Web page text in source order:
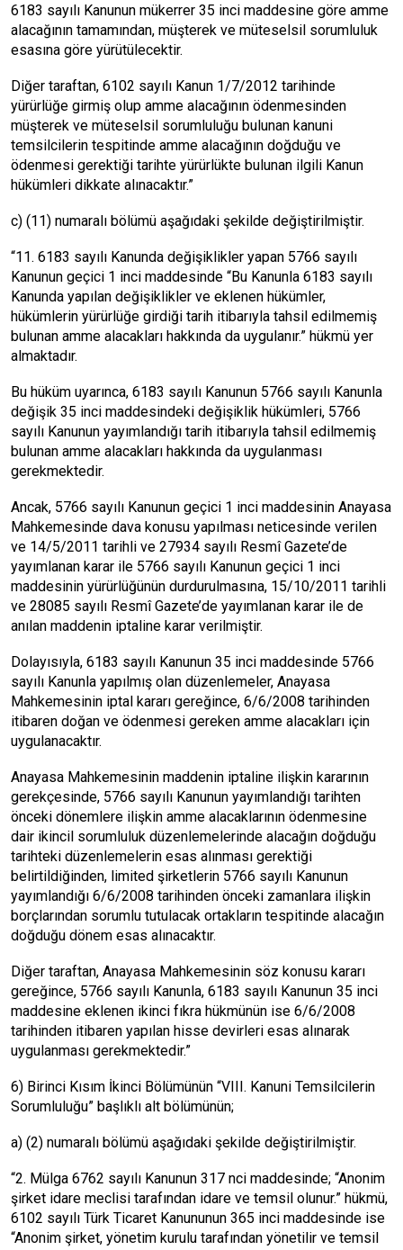
6183 sayılı Kanunun mükerrer 35 inci maddesine göre amme
alacağının tamamından, müşterek ve müteselsil sorumluluk
esasına göre yürütülecektir.
Diğer taraftan, 6102 sayılı Kanun 1/7/2012 tarihinde
yürürlüğe girmiş olup amme alacağının ödenmesinden
müşterek ve müteselsil sorumluluğu bulunan kanuni
temsilcilerin tespitinde amme alacağının doğduğu ve
ödenmesi gerektiği tarihte yürürlükte bulunan ilgili Kanun
hükümleri dikkate alınacaktır.”
c) (11) numaralı bölümü aşağıdaki şekilde değiştirilmiştir.
“11. 6183 sayılı Kanunda değişiklikler yapan 5766 sayılı
Kanunun geçici 1 inci maddesinde “Bu Kanunla 6183 sayılı
Kanunda yapılan değişiklikler ve eklenen hükümler,
hükümlerin yürürlüğe girdiği tarih itibarıyla tahsil edilmemiş
bulunan amme alacakları hakkında da uygulanır.” hükmü yer
almaktadır.
Bu hüküm uyarınca, 6183 sayılı Kanunun 5766 sayılı Kanunla
değişik 35 inci maddesindeki değişiklik hükümleri, 5766
sayılı Kanunun yayımlandığı tarih itibarıyla tahsil edilmemiş
bulunan amme alacakları hakkında da uygulanması
gerekmektedir.
Ancak, 5766 sayılı Kanunun geçici 1 inci maddesinin Anayasa
Mahkemesinde dava konusu yapılması neticesinde verilen
ve 14/5/2011 tarihli ve 27934 sayılı Resmî Gazete’de
yayımlanan karar ile 5766 sayılı Kanunun geçici 1 inci
maddesinin yürürlüğünün durdurulmasına, 15/10/2011 tarihli
ve 28085 sayılı Resmî Gazete’de yayımlanan karar ile de
anılan maddenin iptaline karar verilmiştir.
Dolayısıyla, 6183 sayılı Kanunun 35 inci maddesinde 5766
sayılı Kanunla yapılmış olan düzenlemeler, Anayasa
Mahkemesinin iptal kararı gereğince, 6/6/2008 tarihinden
itibaren doğan ve ödenmesi gereken amme alacakları için
uygulanacaktır.
Anayasa Mahkemesinin maddenin iptaline ilişkin kararının
gerekçesinde, 5766 sayılı Kanunun yayımlandığı tarihten
önceki dönemlere ilişkin amme alacaklarının ödenmesine
dair ikincil sorumluluk düzenlemelerinde alacağın doğduğu
tarihteki düzenlemelerin esas alınması gerektiği
belirtildiğinden, limited şirketlerin 5766 sayılı Kanunun
yayımlandığı 6/6/2008 tarihinden önceki zamanlara ilişkin
borçlarından sorumlu tutulacak ortakların tespitinde alacağın
doğduğu dönem esas alınacaktır.
Diğer taraftan, Anayasa Mahkemesinin söz konusu kararı
gereğince, 5766 sayılı Kanunla, 6183 sayılı Kanunun 35 inci
maddesine eklenen ikinci fıkra hükmünün ise 6/6/2008
tarihinden itibaren yapılan hisse devirleri esas alınarak
uygulanması gerekmektedir.”
6) Birinci Kısım İkinci Bölümünün “VIII. Kanuni Temsilcilerin
Sorumluluğu” başlıklı alt bölümünün;
a) (2) numaralı bölümü aşağıdaki şekilde değiştirilmiştir.
“2. Mülga 6762 sayılı Kanunun 317 nci maddesinde; “Anonim
şirket idare meclisi tarafından idare ve temsil olunur.” hükmü,
6102 sayılı Türk Ticaret Kanununun 365 inci maddesinde ise
“Anonim şirket, yönetim kurulu tarafından yönetilir ve temsil